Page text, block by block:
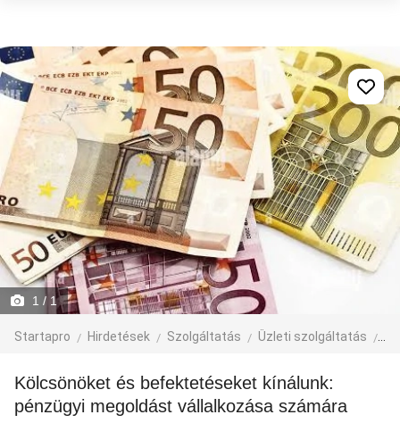
1 / 1
Startapro Hirdetések Szolgáltatás Üzleti szolgáltatás
Kölcsönöket és befektetéseket kínálunk:
pénzügyi megoldást vállalkozása számára